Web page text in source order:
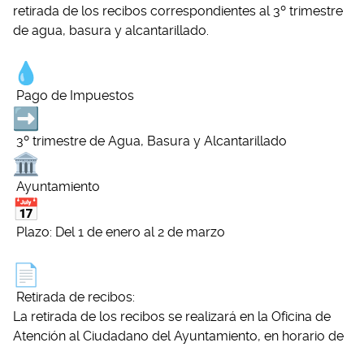
retirada de los recibos correspondientes al 3º trimestre
de agua, basura y alcantarillado.
Pago de Impuestos
3º trimestre de Agua, Basura y Alcantarillado
Ayuntamiento
Plazo: Del 1 de enero al 2 de marzo
Retirada de recibos:
La retirada de los recibos se realizará en la Oficina de
Atención al Ciudadano del Ayuntamiento, en horario de